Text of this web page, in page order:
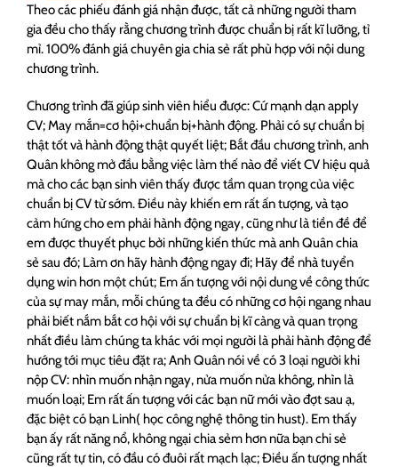
Theo các phiếu đánh giá nhận được, tất cả những người tham
gia đều cho thấy rằng chương trình được chuẩn bị rất kĩ lưỡng, tỉ
mỉ. 100% đánh giá chuyên gia chia sẻ rất phù hợp với nội dung
chương trình.
Chương trình đã giúp sinh viên hiểu được: Cứ mạnh dạn apply
CV; May mắn=cơ hội+chuẩn bị+hành động. Phải có sự chuẩn bị
thật tốt và hành động thật quyết liệt; Bắt đầu chương trình, anh
Quân không mở đầu bằng việc làm thế nào để viết CV hiệu quả
mà cho các bạn sinh viên thấy được tầm quan trọng của việc
chuẩn bị CV từ sớm. Điều này khiến em rất ấn tượng, và tạo
cảm hứng cho em phải hành động ngay, cũng như là tiền đề để
em được thuyết phục bởi những kiến thức mà anh Quân chia
sẻ sau đó; Làm ơn hãy hành động ngay đi; Hãy để nhà tuyển
dụng win hơn một chút; Em ấn tượng với nội dung về công thức
của sự may mắn, mỗi chúng ta đều có những cơ hội ngang nhau
phải biết nắm bắt cơ hội với sự chuẩn bị kĩ càng và quan trọng
nhất điều làm chúng ta khác với mọi người là phải hành động để
hướng tới mục tiêu đặt ra; Anh Quân nói về có 3 loại người khi
nộp CV: nhìn muốn nhận ngay, nửa muốn nửa không, nhìn là
muốn loại; Em rất ấn tượng với các bạn nữ mới vào đợt sau ạ,
đặc biệt có bạn Linh( học công nghệ thông tin hust). Em thấy
bạn ấy rất năng nổ, không ngại chia sẻm hơn nữa bạn chi sẻ
cũng rất tự tin, có đầu có đuôi rất mạch lạc; Điều ấn tượng nhất